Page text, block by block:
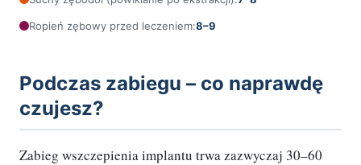
Ropień zębowy przed leczeniem:8–9
Podczas zabiegu – co naprawdę
czujesz?
Zabieg wszczepienia implantu trwa zazwyczaj 30–60